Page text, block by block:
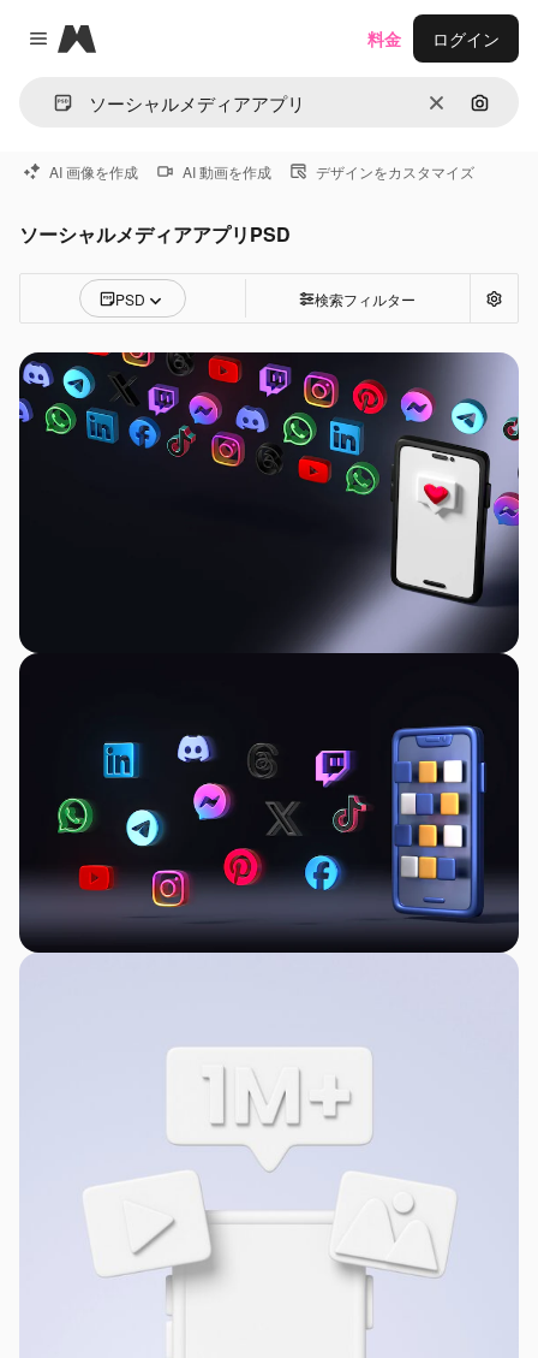
Close menu
Magnific
消去 画像で
料金 ログイン
AI 画像を作成 AI 動画を作成 デザインをカスタマイズ
ソーシャルメディアアプリPSD
PSD 検索フィルター